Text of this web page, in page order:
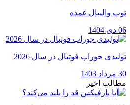
توپ والیبال عمده
06 دی 1404
تولیدی جوراب فوتبال در سال 2026
30 مرداد 1403
مطالب اخیر